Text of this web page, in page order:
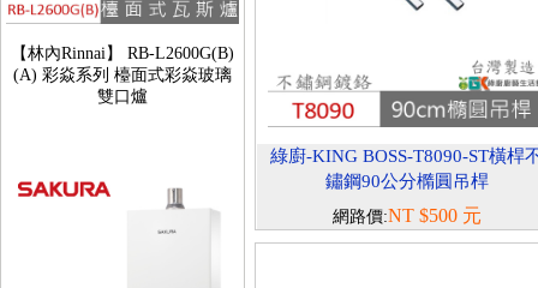
【林內Rinnai】 RB-L2600G(B)
(A) 彩焱系列 檯面式彩焱玻璃
雙口爐
綠廚-KING BOSS-T8090-ST橫桿
鏽鋼90公分橢圓吊桿
網路價:NT $500 元